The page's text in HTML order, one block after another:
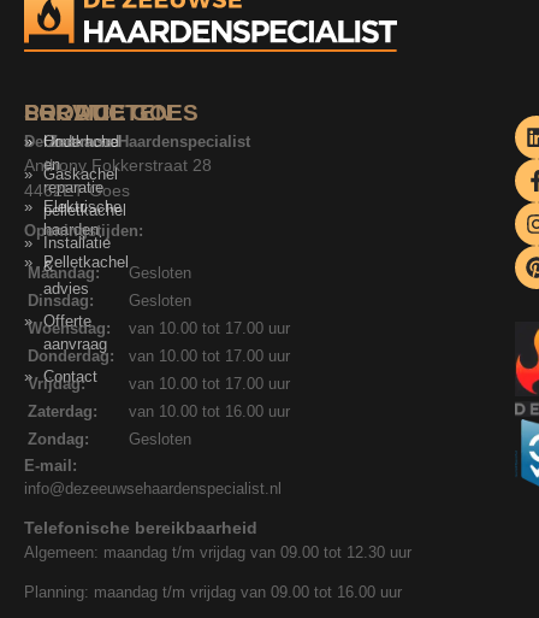
SERVICE
Onderhoud
en
reparatie
pelletkachel
Installatie
&
advies
Offerte
aanvraag
Contact
PRODUCTEN
Houtkachel
Gaskachel
Elektrische
haarden
Pelletkachel
LOCATIE GOES
De Zeeuwse Haardenspecialist
Anthony Fokkerstraat 28
4462ET Goes
Openingstijden:
Maandag:
Gesloten
Dinsdag:
Gesloten
Woensdag:
van 10.00 tot 17.00 uur
Donderdag:
van 10.00 tot 17.00 uur
Vrijdag:
van 10.00 tot 17.00 uur
Zaterdag:
van 10.00 tot 16.00 uur
Zondag:
Gesloten
E-mail:
info@dezeeuwsehaardenspecialist.nl
Telefonische bereikbaarheid
Algemeen: maandag t/m vrijdag van 09.00 tot 12.30 uur
Planning: maandag t/m vrijdag van 09.00 tot 16.00 uur